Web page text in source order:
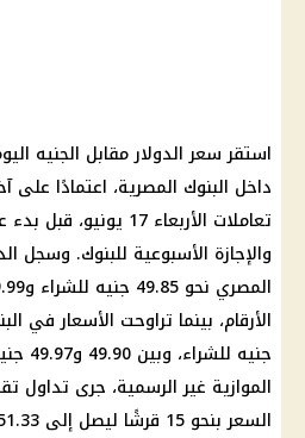
داخل البنوك المصرية، اعتمادًا
تعاملات الأربعاء 17
والإجازة الأسبوعية للبنوك. وسجل
جنيه
الموازية غير الرسمية، جرى تداول
السعر بنحو 15 قرشًا ليصل إلى 51.33 جنيه للدولار.